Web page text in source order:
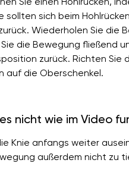
sollten sich beim
Wiederholen Sie die
die Bewegung fließend
zurück. Richten
auf die Oberschenkel.
nicht wie im Video
Knie anfangs weiter
außerdem nicht zu